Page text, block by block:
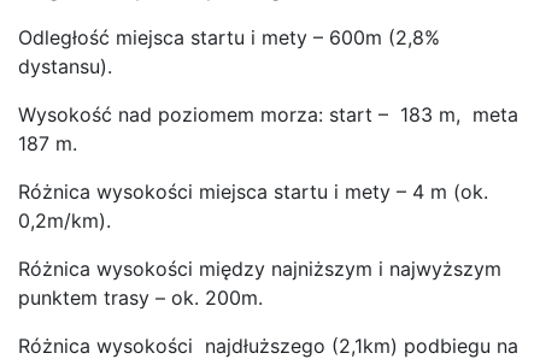
Odległość miejsca startu i mety – 600m (2,8%
dystansu).
Wysokość nad poziomem morza: start – 183 m, meta
187 m.
Różnica wysokości miejsca startu i mety – 4 m (ok.
0,2m/km).
Różnica wysokości między najniższym i najwyższym
punktem trasy – ok. 200m.
Różnica wysokości najdłuższego (2,1km) podbiegu na